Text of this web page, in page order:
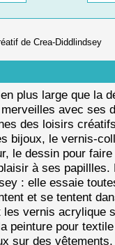
de Crea-Diddlindsey
plus large que la
avec ses
des loisirs
bijoux, le vernis-
le dessin pour faire
à ses papillles.
: elle essaie
et se tentent
vernis acrylique
peinture pour
sur des